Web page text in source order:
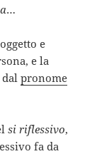
…
e
e la
dalpronome
si riflessivo,
fa da